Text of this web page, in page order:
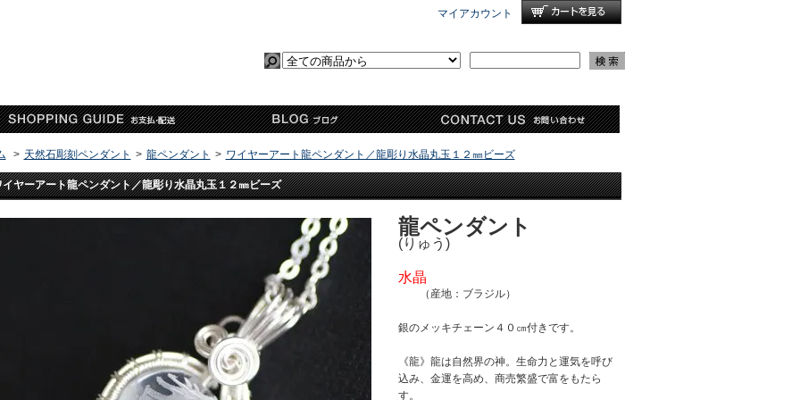
マイアカウント
> 天然石彫刻ペンダント > 龍ペンダント > ワイヤーアート龍ペンダント／龍彫り水晶丸玉１２㎜ビーズ
イヤーアート龍ペンダント／龍彫り水晶丸玉１２㎜ビーズ
龍ペンダント
(りゅう)
水晶
（産地：ブラジル）
銀のメッキチェーン４０㎝付きです。
《龍》龍は自然界の神。生命力と運気を呼び
込み、金運を高め、商売繁盛で富をもたら
す。